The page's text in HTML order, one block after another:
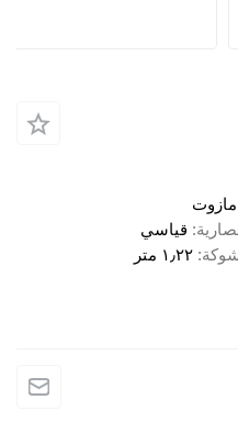
قياسي
١٫٢٢ متر